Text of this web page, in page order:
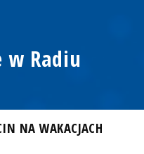
w Radiu
NA WAKACJACH